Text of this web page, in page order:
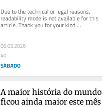
Due to the technical or legal reasons,
readability mode is not available for this
article. Thank you for your kind
understanding.
06.05.2026
40
SÁBADO
A maior história do mundo
ficou ainda maior este mês